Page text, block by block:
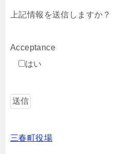
上記情報を送信しますか？
Acceptance
はい
三春町役場